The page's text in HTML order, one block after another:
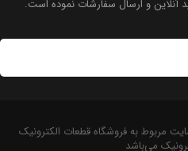
آنلاین و ارسال سفارشات نموده است.
مربوط به فروشگاه قطعات الکترونیک
می‌باشد